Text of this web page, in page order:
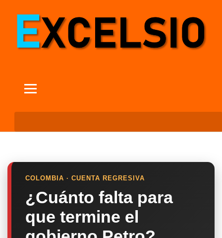
COLOMBIA · CUENTA REGRESIVA
¿Cuánto falta para
que termine el